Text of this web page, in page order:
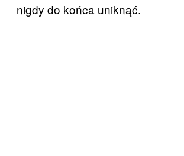
nigdy do końca uniknąć.